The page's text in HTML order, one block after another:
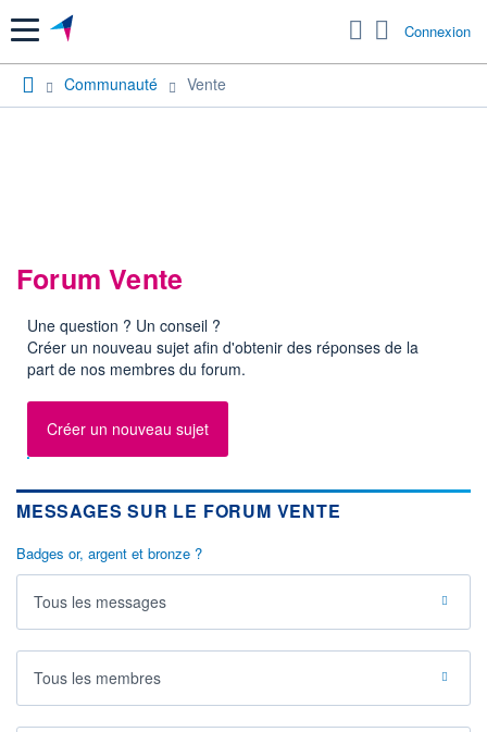
Menu Connexion
Communauté Vente
Forum Vente
Une question ? Un conseil ?
Créer un nouveau sujet afin d'obtenir des réponses de la
part de nos membres du forum.
Créer un nouveau sujet
MESSAGES SUR LE FORUM VENTE
Badges or, argent et bronze ?
Tous les messages
Tous les membres